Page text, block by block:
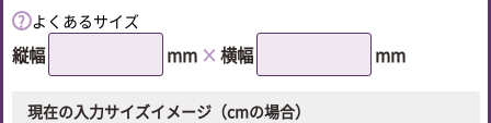
よくあるサイズ
縦幅 mm× 横幅 mm
現在の入力サイズイメージ（cmの場合）